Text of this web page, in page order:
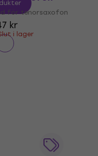
för tenorsaxofon
kr
i lager